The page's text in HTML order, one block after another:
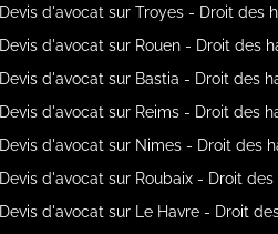
Devis d'avocat sur Troyes - Droit des
Devis d'avocat sur Rouen - Droit des
Devis d'avocat sur Bastia - Droit des
Devis d'avocat sur Reims - Droit des
Devis d'avocat sur Nimes - Droit des
Devis d'avocat sur Roubaix - Droit
Devis d'avocat sur Le Havre - Droit